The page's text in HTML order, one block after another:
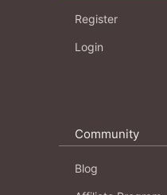
Register
Login
Community
Blog